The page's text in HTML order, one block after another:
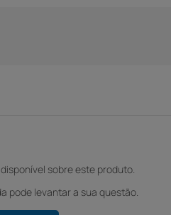
sobre este produto.
pode levantar a sua questão.